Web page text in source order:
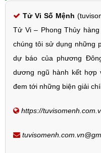
Tử Vi Số Mệnh
Tử Vi – Phong Thủy
chúng tôi sử dụng những
dự báo của phương
dương ngũ hành kết hợp
đem tới những biện giải
https://